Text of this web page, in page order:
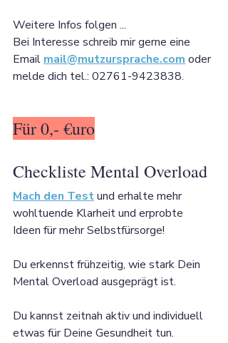
Weitere Infos folgen ...
Bei Interesse schreib mir gerne eine
Email mail@mutzursprache.com oder
melde dich tel.: 02761-9423838.
Für 0,- €uro
Checkliste Mental Overload
Mach den Test und erhalte mehr
wohltuende Klarheit und erprobte
Ideen für mehr Selbstfürsorge!
Du erkennst frühzeitig, wie stark Dein
Mental Overload ausgeprägt ist.
Du kannst zeitnah aktiv und individuell
etwas für Deine Gesundheit tun.